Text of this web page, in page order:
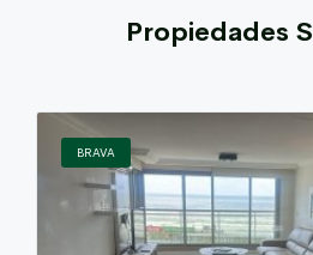
Propiedades
BRAVA